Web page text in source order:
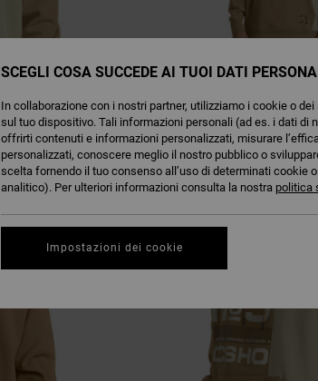
SCEGLI COSA SUCCEDE AI TUOI DATI
In collaborazione con i nostri partner, utilizziamo i cookie o
sul tuo dispositivo. Tali informazioni personali (ad es. i dati di
offrirti contenuti e informazioni personalizzati, misurare
personalizzati, conoscere meglio il nostro pubblico o
scelta fornendo il tuo consenso all’uso di determinati cookie
analitico). Per ulteriori informazioni consulta la nostra politica
Impostazioni dei cookie